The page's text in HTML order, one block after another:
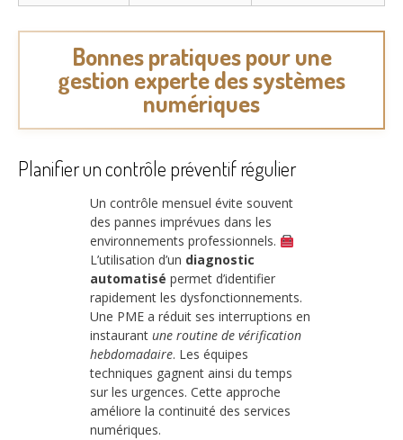
Bonnes pratiques pour une
gestion experte des systèmes
numériques
Planifier un contrôle préventif régulier
Un contrôle mensuel évite souvent
des pannes imprévues dans les
environnements professionnels.
L’utilisation d’un diagnostic
automatisé permet d’identifier
rapidement les dysfonctionnements.
Une PME a réduit ses interruptions en
instaurant une routine de vérification
hebdomadaire. Les équipes
techniques gagnent ainsi du temps
sur les urgences. Cette approche
améliore la continuité des services
numériques.